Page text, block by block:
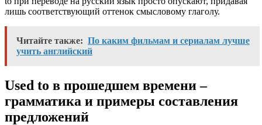
лишь соответствующий оттенок смысловому глаголу.
Читайте также: По каким фильмам и сериалам лучше
учить английский
Used to в прошедшем времени –
грамматика и примеры составления
предложений